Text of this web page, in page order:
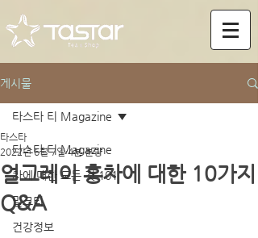
게시물
타스타 티 Magazine
차에 대한 모든 것 101
밀크티
건강정보
타스타 티 Magazine
얼그레이 홍차에 대한 10가지
Q&A
타스타
2022년 6월 7일 4분 분량